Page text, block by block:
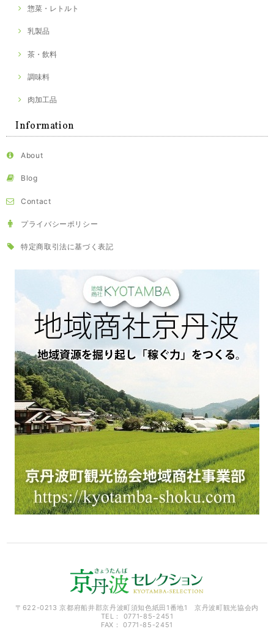
惣菜・レトルト
乳製品
茶・飲料
調味料
肉加工品
Information
About
Blog
Contact
プライバシーポリシー
特定商取引法に基づく表記
〒622-0213 京都府船井郡京丹波町須知色紙田1番地1 京丹波町観光協会内
TEL： 0771-85-2451
FAX： 0771-85-2451